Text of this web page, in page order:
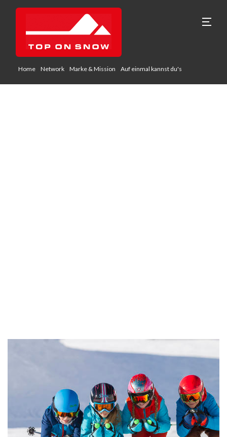
Home Network Marke & Mission Auf einmal kannst du's